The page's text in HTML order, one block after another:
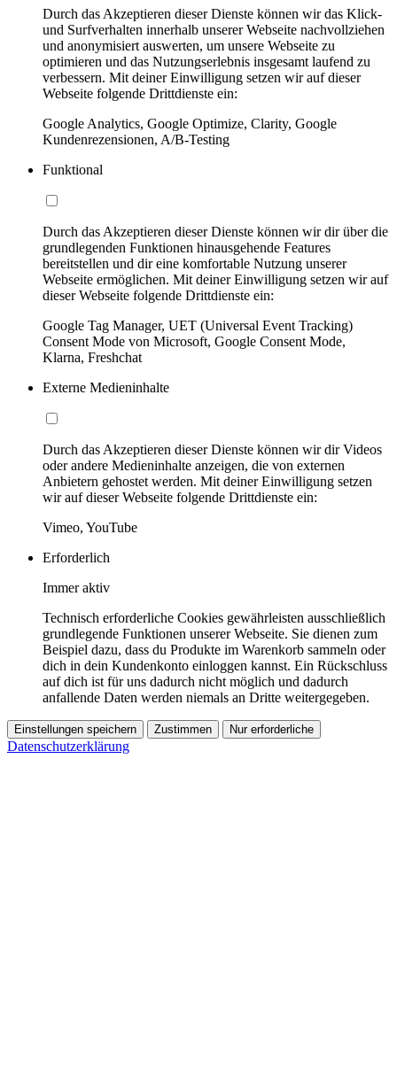
Durch das Akzeptieren dieser Dienste können wir das Klick-
und Surfverhalten innerhalb unserer Webseite nachvollziehen
und anonymisiert auswerten, um unsere Webseite zu
optimieren und das Nutzungserlebnis insgesamt laufend zu
verbessern. Mit deiner Einwilligung setzen wir auf dieser
Webseite folgende Drittdienste ein:
Google Analytics, Google Optimize, Clarity, Google
Kundenrezensionen, A/B-Testing
Funktional
Durch das Akzeptieren dieser Dienste können wir dir über die
grundlegenden Funktionen hinausgehende Features
bereitstellen und dir eine komfortable Nutzung unserer
Webseite ermöglichen. Mit deiner Einwilligung setzen wir auf
dieser Webseite folgende Drittdienste ein:
Google Tag Manager, UET (Universal Event Tracking)
Consent Mode von Microsoft, Google Consent Mode,
Klarna, Freshchat
Externe Medieninhalte
Durch das Akzeptieren dieser Dienste können wir dir Videos
oder andere Medieninhalte anzeigen, die von externen
Anbietern gehostet werden. Mit deiner Einwilligung setzen
wir auf dieser Webseite folgende Drittdienste ein:
Vimeo, YouTube
Erforderlich
Immer aktiv
Technisch erforderliche Cookies gewährleisten ausschließlich
grundlegende Funktionen unserer Webseite. Sie dienen zum
Beispiel dazu, dass du Produkte im Warenkorb sammeln oder
dich in dein Kundenkonto einloggen kannst. Ein Rückschluss
auf dich ist für uns dadurch nicht möglich und dadurch
anfallende Daten werden niemals an Dritte weitergegeben.
Einstellungen speichern Zustimmen Nur erforderliche
Datenschutzerklärung